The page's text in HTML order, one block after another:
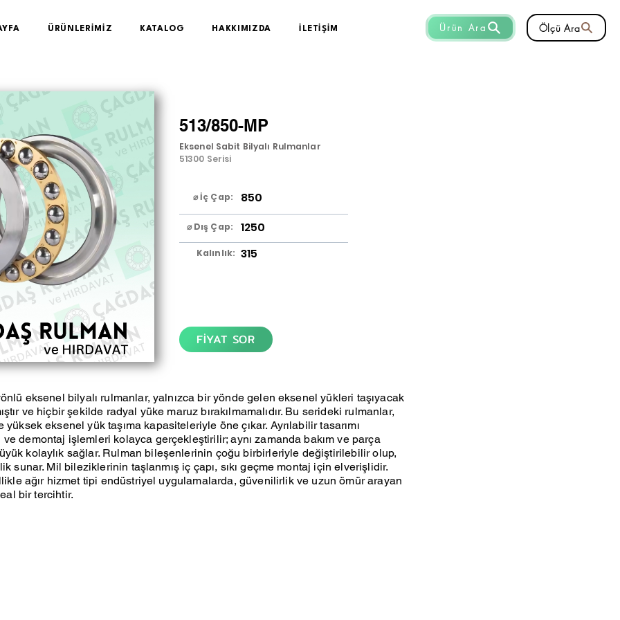
Ölçü Ara
Ürün Ara
ÜRÜNLERİMİZ KATALOG HAKKIMIZDA İLETİŞİM
513/850-MP
Eksenel Sabit Bilyalı Rulmanlar
51300 Serisi
⌀ İç Çap: 850
⌀ Dış Çap: 1250
Kalınlık: 315
FİYAT SOR
eksenel bilyalı rulmanlar, yalnızca bir yönde gelen eksenel yükleri taşıyacak
ve hiçbir şekilde radyal yüke maruz bırakılmamalıdır. Bu serideki rulmanlar,
yüksek eksenel yük taşıma kapasiteleriyle öne çıkar. Ayrılabilir tasarımı
demontaj işlemleri kolayca gerçekleştirilir; aynı zamanda bakım ve parça
kolaylık sağlar. Rulman bileşenlerinin çoğu birbirleriyle değiştirilebilir olup,
sunar. Mil bileziklerinin taşlanmış iç çapı, sıkı geçme montaj için elverişlidir.
ağır hizmet tipi endüstriyel uygulamalarda, güvenilirlik ve uzun ömür arayan
bir tercihtir.